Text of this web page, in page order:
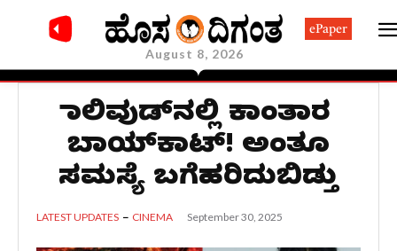
August 8, 2026
ePaper
ಟಾಲಿವುಡ್‌ನಲ್ಲಿ ಕಾಂತಾರ
ಬಾಯ್‌ಕಾಟ್‌! ಅಂತೂ
ಸಮಸ್ಯೆ ಬಗೆಹರಿದುಬಿಡ್ತು
LATEST UPDATES CINEMA September 30, 2025